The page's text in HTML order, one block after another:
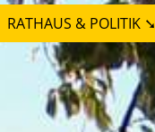
RATHAUS & POLITIK ➘